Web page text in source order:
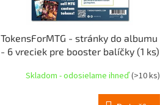
TokensForMTG - stránky do albumu
- 6 vreciek pre booster balíčky (1 ks)
Skladom - odosielame ihneď(>10 ks)